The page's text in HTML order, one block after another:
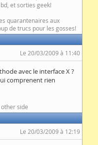
et sorties geek!
quarantenaires aux
de trucs pour les gosses!
Le 20/03/2009 à 11:40
avec le interface X ?
comprenent rien
side
Le 20/03/2009 à 12:19